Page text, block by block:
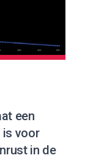
een
is voor
in de